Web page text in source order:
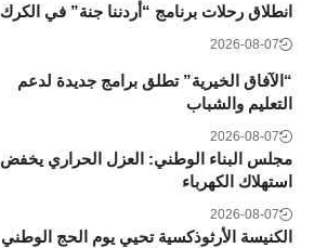
انطلاق رحلات برنامج “أردننا جنة” في الكرك
2026-08-07
“الآفاق الخيرية” تطلق برامج جديدة لدعم
التعليم والشباب
2026-08-07
مجلس البناء الوطني: العزل الحراري يخفض
استهلاك الكهرباء
2026-08-07
الكنيسة الأرثوذكسية تحيي يوم الحج الوطني